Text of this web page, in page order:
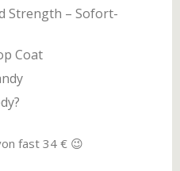
Strength – Sofort-
Coat
fast 34 € 😉